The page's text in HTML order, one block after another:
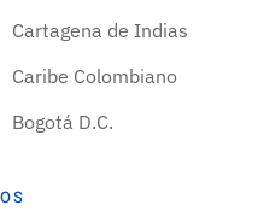
Cartagena de Indias
Caribe Colombiano
Bogotá D.C.